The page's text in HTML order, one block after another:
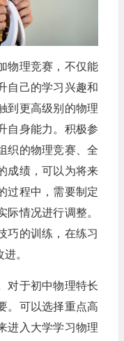
物理竞赛，不仅能
自己的学习兴趣和
到更高级别的物理
自身能力。积极参
织的物理竞赛、全
成绩，可以为将来
过程中，需要制定
际情况进行调整。
巧的训练，在练习
。
对于初中物理特长
。可以选择重点高
进入大学学习物理